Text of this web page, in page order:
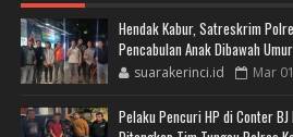
Hendak Kabur, Satreskrim
Pencabulan Anak Dibawah Umur
suarakerinci.id Mar
Pelaku Pencuri HP di Conter